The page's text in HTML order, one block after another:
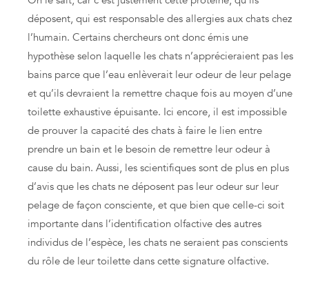
déposent, qui est responsable des allergies aux chats chez
l’humain. Certains chercheurs ont donc émis une
hypothèse selon laquelle les chats n’apprécieraient pas les
bains parce que l’eau enlèverait leur odeur de leur pelage
et qu’ils devraient la remettre chaque fois au moyen d’une
toilette exhaustive épuisante. Ici encore, il est impossible
de prouver la capacité des chats à faire le lien entre
prendre un bain et le besoin de remettre leur odeur à
cause du bain. Aussi, les scientifiques sont de plus en plus
d’avis que les chats ne déposent pas leur odeur sur leur
pelage de façon consciente, et que bien que celle-ci soit
importante dans l’identification olfactive des autres
individus de l’espèce, les chats ne seraient pas conscients
du rôle de leur toilette dans cette signature olfactive.